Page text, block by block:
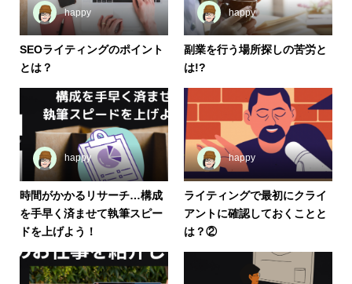
happy
SEOライティングのポイント
とは？
happy
副業を行う場所探しの苦労と
は!?
happy
時間がかかるリサーチ…構成
を手早く済ませて執筆スピー
ドを上げよう！
happy
ライティングで最初にクライ
アントに確認しておくことと
は？②